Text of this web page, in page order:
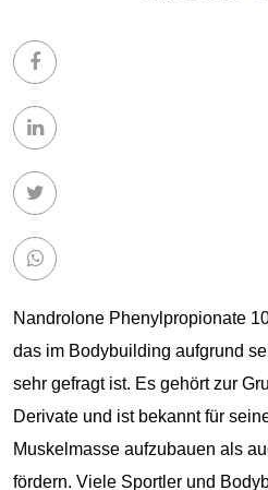
Nandrolone Phenylpropionate
das im Bodybuilding aufgrund
sehr gefragt ist. Es gehört zur
Derivate und ist bekannt für
Muskelmasse aufzubauen als
fördern. Viele Sportler und